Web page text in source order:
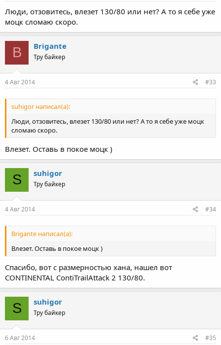
Люди, отзовитесь, влезет 130/80 или нет? А то я себе уже
моцк сломаю скоро.
B Brigante
Тру байкер
4 Авг 2014 #33
suhigor написал(а):
Люди, отзовитесь, влезет 130/80 или нет? А то я себе уже моцк
сломаю скоро.
Влезет. Оставь в покое моцк )
S suhigor
Тру байкер
4 Авг 2014 #34
Brigante написал(а):
Влезет. Оставь в покое моцк )
Спасибо, вот с размерностью хана, нашел вот
CONTINENTAL ContiTrailAttack 2 130/80.
S suhigor
Тру байкер
6 Авг 2014 #35